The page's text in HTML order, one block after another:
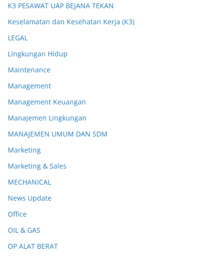
K3 PESAWAT UAP BEJANA TEKAN
Keselamatan dan Kesehatan Kerja (K3)
LEGAL
Lingkungan Hidup
Maintenance
Management
Management Keuangan
Manajemen Lingkungan
MANAJEMEN UMUM DAN SDM
Marketing
Marketing & Sales
MECHANICAL
News Update
Office
OIL & GAS
OP ALAT BERAT